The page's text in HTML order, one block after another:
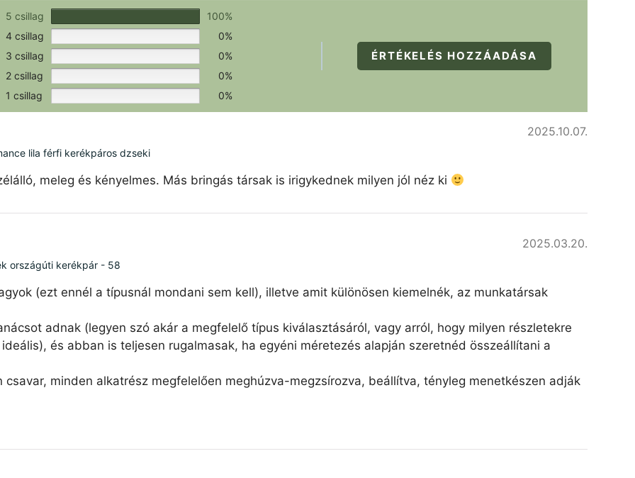
Értékeld a terméket!
csak a hitelesítéshez szükséges.
5 csillag
100%
4 csillag
0%
3 csillag
0%
2 csillag
0%
1 csillag
0%
ÉRTÉKELÉS HOZZÁADÁSA
2025.10.07.
lila férfi kerékpáros dzseki
meleg és kényelmes. Más bringás társak is irigykednek milyen jól néz ki
2025.03.20.
országúti kerékpár - 58
(ezt ennél a típusnál mondani sem kell), illetve amit különösen kiemelnék, az munkatársak
adnak (legyen szó akár a megfelelő típus kiválasztásáról, vagy arról, hogy milyen részletekre
és abban is teljesen rugalmasak, ha egyéni méretezés alapján szeretnéd összeállítani a
minden alkatrész megfelelően meghúzva-megzsírozva, beállítva, tényleg menetkészen adják